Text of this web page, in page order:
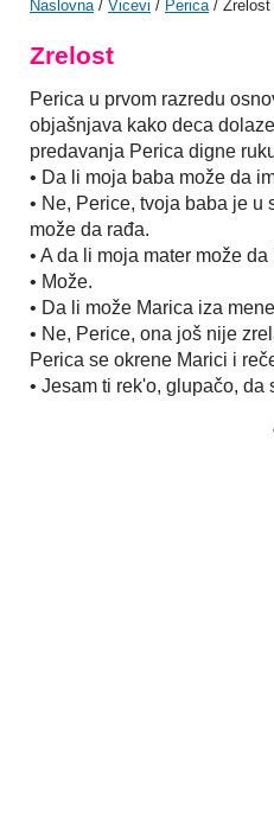
Naslovna/ Vicevi / Perica/ Zrelost
Zrelost
Perica u prvom razredu
objašnjava kako deca
predavanja Perica digne
• Da li moja baba može da
• Ne, Perice, tvoja baba je u
može da rađa.
• A da li moja mater može
• Može.
• Da li može Marica iza
• Ne, Perice, ona još nije
Perica se okrene Marici i
• Jesam ti rek'o, glupačo, da